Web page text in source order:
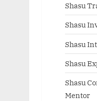
Shasu
Shasu
Shasu
Shasu
Shasu
Mentor